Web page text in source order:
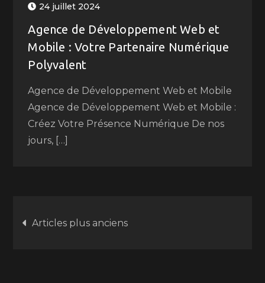
24 juillet 2024
Agence de Développement Web et
Mobile : Votre Partenaire Numérique
Polyvalent
Agence de Développement Web et Mobile
Agence de Développement Web et Mobile :
Créez Votre Présence Numérique De nos
jours, […]
Navigation
Articles plus anciens